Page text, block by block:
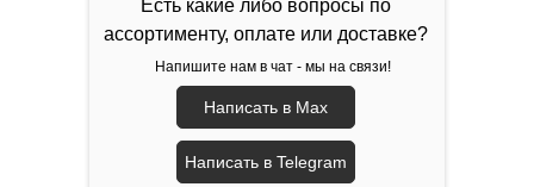
Есть какие либо вопросы по
ассортименту, оплате или доставке?
Напишите нам в чат - мы на связи!
Написать в Max
Написать в Telegram